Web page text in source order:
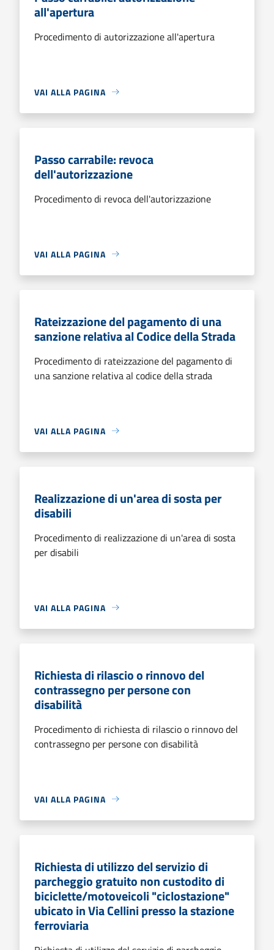
all'apertura
Procedimento di autorizzazione all'apertura
VAI ALLA PAGINA
Passo carrabile: revoca
dell'autorizzazione
Procedimento di revoca dell'autorizzazione
VAI ALLA PAGINA
Rateizzazione del pagamento di una
sanzione relativa al Codice della Strada
Procedimento di rateizzazione del pagamento di
una sanzione relativa al codice della strada
VAI ALLA PAGINA
Realizzazione di un'area di sosta per
disabili
Procedimento di realizzazione di un'area di sosta
per disabili
VAI ALLA PAGINA
Richiesta di rilascio o rinnovo del
contrassegno per persone con
disabilità
Procedimento di richiesta di rilascio o rinnovo del
contrassegno per persone con disabilità
VAI ALLA PAGINA
Richiesta di utilizzo del servizio di
parcheggio gratuito non custodito di
biciclette/motoveicoli "ciclostazione"
ubicato in Via Cellini presso la stazione
ferroviaria